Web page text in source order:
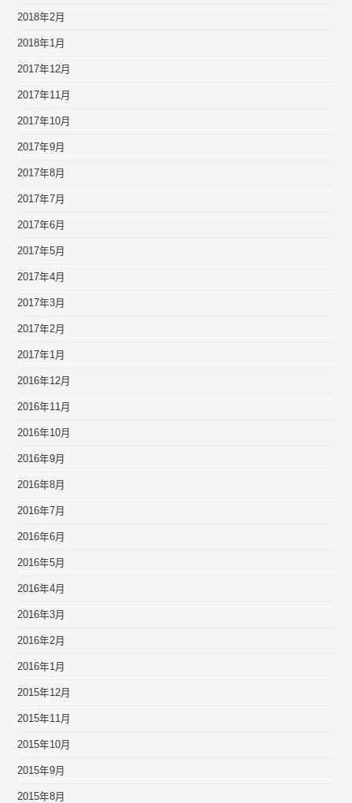
2018年2月
2018年1月
2017年12月
2017年11月
2017年10月
2017年9月
2017年8月
2017年7月
2017年6月
2017年5月
2017年4月
2017年3月
2017年2月
2017年1月
2016年12月
2016年11月
2016年10月
2016年9月
2016年8月
2016年7月
2016年6月
2016年5月
2016年4月
2016年3月
2016年2月
2016年1月
2015年12月
2015年11月
2015年10月
2015年9月
2015年8月